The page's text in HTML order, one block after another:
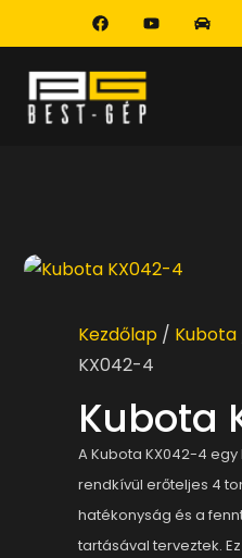
Kezdőlap / Kubota
KX042-4
Kubota
A Kubota KX042-4
rendkívül erőteljes 4
hatékonyság és a
tartásával terveztek.